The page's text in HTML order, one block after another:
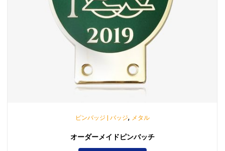
ピンバッジ | バッジ, メタル
オーダーメイドピンバッチ